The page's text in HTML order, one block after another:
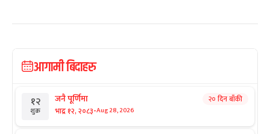
आगामी बिदाहरु
१२
शुक्र
जनै पूर्णिमा
भाद्र १२, २०८३-Aug 28, 2026
२० दिन बाँकी